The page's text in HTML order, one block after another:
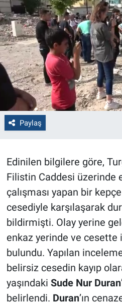
Paylaş
Edinilen bilgilere göre,
Filistin Caddesi üzerinde
çalışması yapan bir
cesediyle karşılaşarak
bildirmişti. Olay yerine
enkaz yerinde ve cesette
bulundu. Yapılan
belirsiz cesedin kayıp
yaşındaki Sude Nur Duran
belirlendi. Duran’ın
Bilecik
Kütahya
Gezi
Genel
Çevre
Magazin
Bilim ve Teknoloji